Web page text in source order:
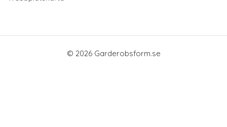
© 2026 Garderobsform.se